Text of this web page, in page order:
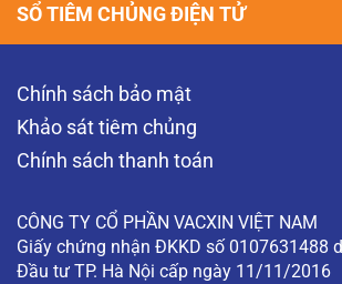
Chính sách bảo mật
Khảo sát tiêm chủng
Chính sách thanh toán
CÔNG TY CỔ PHẦN VACXIN VIỆT NAM
Giấy chứng nhận ĐKKD số 0107631488
Đầu tư TP. Hà Nội cấp ngày 11/11/2016
SỔ TIÊM CHỦNG ĐIỆN TỬ